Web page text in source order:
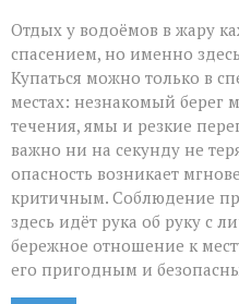
Отдых у водоёмов в жару
спасением, но именно
Купаться можно только в
местах: незнакомый берег
течения, ямы и резкие
важно ни на секунду не
опасность возникает
критичным. Соблюдение
здесь идёт рука об руку с
бережное отношение к
его пригодным и